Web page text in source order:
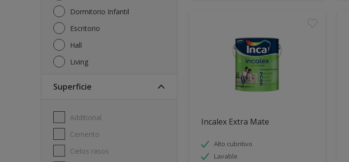
Dormitorio Infantil
Escritorio
Hall
Living
Superficie
Additional
Cemento
Cielos rasos
Incalex Extra Mate
Alto cubritivo
Lavable